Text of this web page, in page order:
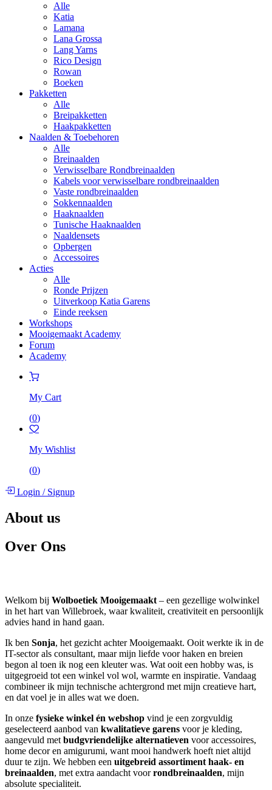
Alle
Katia
Lamana
Lana Grossa
Lang Yarns
Rico Design
Rowan
Boeken
Pakketten
Alle
Breipakketten
Haakpakketten
Naalden & Toebehoren
Alle
Breinaalden
Verwisselbare Rondbreinaalden
Kabels voor verwisselbare rondbreinaalden
Vaste rondbreinaalden
Sokkennaalden
Haaknaalden
Tunische Haaknaalden
Naaldensets
Opbergen
Accessoires
Acties
Alle
Ronde Prijzen
Uitverkoop Katia Garens
Einde reeksen
Workshops
Mooigemaakt Academy
Forum
Academy
My Cart
(0)
My Wishlist
(0)
Login /Signup
About us
Over Ons
Welkom bij Wolboetiek Mooigemaakt – een gezellige wolwinkel
in het hart van Willebroek, waar kwaliteit, creativiteit en persoonlijk
advies hand in hand gaan.
Ik ben Sonja, het gezicht achter Mooigemaakt. Ooit werkte ik in de
IT-sector als consultant, maar mijn liefde voor haken en breien
begon al toen ik nog een kleuter was. Wat ooit een hobby was, is
uitgegroeid tot een winkel vol wol, warmte en inspiratie. Vandaag
combineer ik mijn technische achtergrond met mijn creatieve hart,
en dat voel je in alles wat we doen.
In onze fysieke winkel én webshop vind je een zorgvuldig
geselecteerd aanbod van kwalitatieve garens voor je kleding,
aangevuld met budgvriendelijke alternatieven voor accessoires,
home decor en amigurumi, want mooi handwerk hoeft niet altijd
duur te zijn. We hebben een uitgebreid assortiment haak- en
breinaalden, met extra aandacht voorrondbreinaalden, mijn
absolute specialiteit.